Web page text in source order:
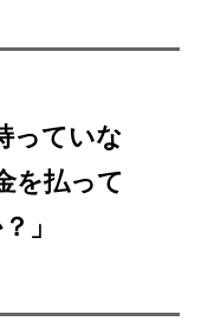
っていな
を払って
」